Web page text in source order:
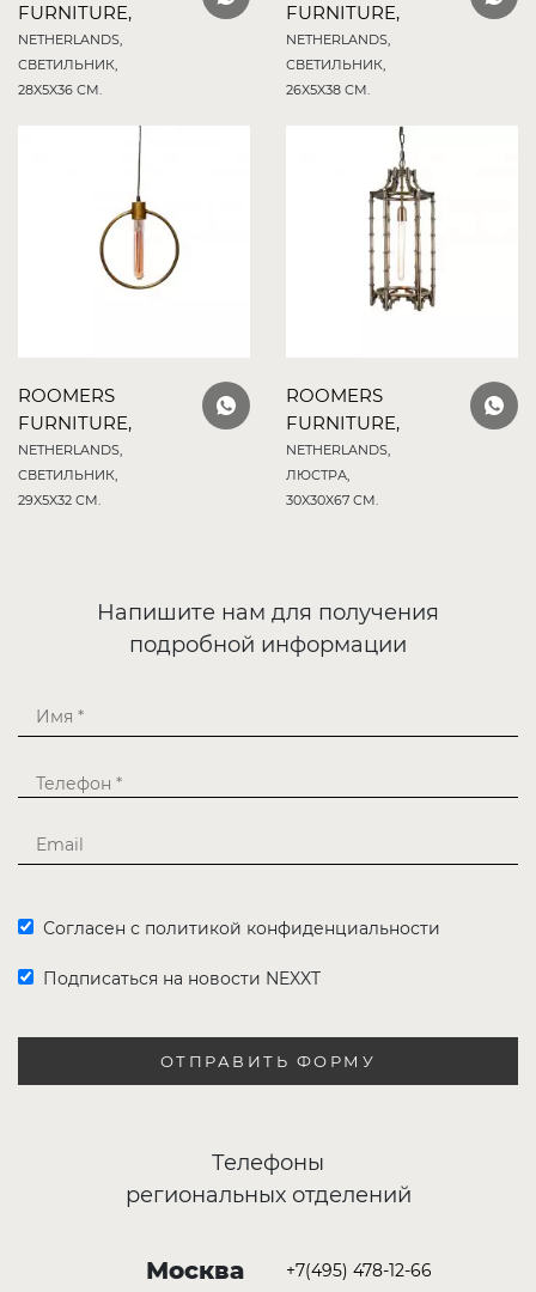
FURNITURE,
NETHERLANDS,
СВЕТИЛЬНИК,
28X5X36 СМ.
FURNITURE,
NETHERLANDS,
СВЕТИЛЬНИК,
26X5X38 СМ.
ROOMERS
FURNITURE,
NETHERLANDS,
СВЕТИЛЬНИК,
29X5X32 СМ.
ROOMERS
FURNITURE,
NETHERLANDS,
ЛЮСТРА,
30X30X67 СМ.
Напишите нам для получения
подробной информации
Согласен с политикой конфиденциальности
Подписаться на новости NEXXT
ОТПРАВИТЬ ФОРМУ
Телефоны
региональных отделений
Москва +7(495) 478-12-66